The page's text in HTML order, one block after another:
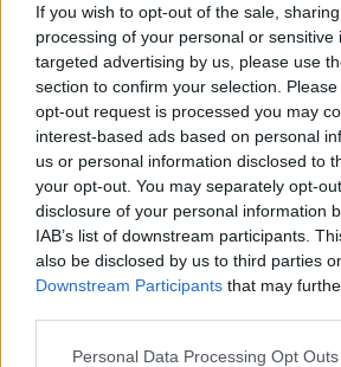
If you wish to opt-out of the sale,
processing of your personal or sensitive
targeted advertising by us, please use
section to confirm your selection.
opt-out request is processed you may
interest-based ads based on personal
us or personal information disclosed to
your opt-out. You may separately opt-
disclosure of your personal information
IAB’s list of downstream participants.
also be disclosed by us to third parties
Downstream Participants that may
Personal Data Processing Opt Outs
την αξιοποίηση των
Πλαταμώνα και Κατάκολου
Σε διαδικασία αξιοποίησης περνούν οι
Λάρισας, Πλαταμώνα και Κατάκολου,
δημοσίευσε τρεις προσκλήσεις εκδήλωσης
ενδιαφέροντος, με προθεσμία υποβολής
Οκτωβρίου 2026.
NEWSROOM/ 20 Ιουλ 2026